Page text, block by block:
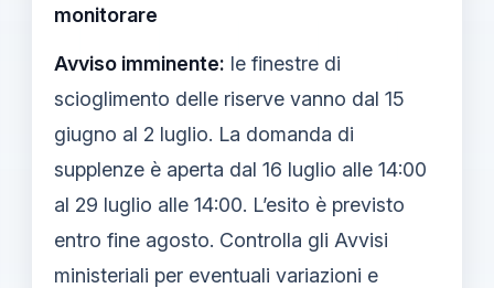
monitorare
Avviso imminente: le finestre di
scioglimento delle riserve vanno dal 15
giugno al 2 luglio. La domanda di
supplenze è aperta dal 16 luglio alle 14:00
al 29 luglio alle 14:00. L’esito è previsto
entro fine agosto. Controlla gli Avvisi
ministeriali per eventuali variazioni e